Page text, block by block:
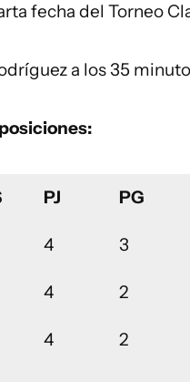
fecha del Torneo
a los 35
PJ PG
4 3
4 2
4 2